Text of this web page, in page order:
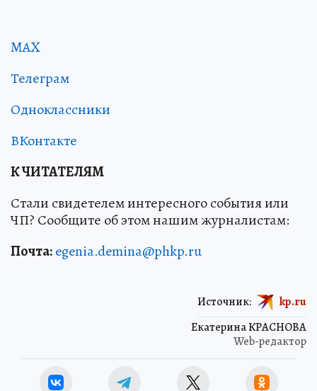
MAX
Телеграм
Одноклассники
ВКонтакте
К ЧИТАТЕЛЯМ
Стали свидетелем интересного события или
ЧП? Сообщите об этом нашим журналистам:
Почта:egenia.demina@phkp.ru
Екатерина КРАСНОВА
Web-редактор
Источник: kp.ru